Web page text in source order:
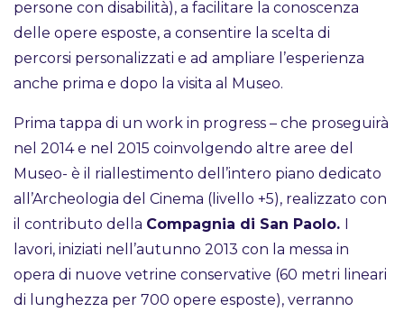
persone con disabilità), a facilitare la conoscenza
delle opere esposte, a consentire la scelta di
percorsi personalizzati e ad ampliare l’esperienza
anche prima e dopo la visita al Museo.
Prima tappa di un work in progress – che proseguirà
nel 2014 e nel 2015 coinvolgendo altre aree del
Museo- è il riallestimento dell’intero piano dedicato
all’Archeologia del Cinema (livello +5), realizzato con
il contributo della Compagnia di San Paolo. I
lavori, iniziati nell’autunno 2013 con la messa in
opera di nuove vetrine conservative (60 metri lineari
di lunghezza per 700 opere esposte), verranno